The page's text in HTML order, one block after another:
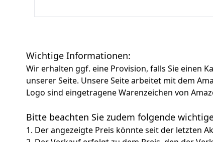
Wichtige Informationen:
Wir erhalten ggf. eine Provision, falls Sie einen
unserer Seite. Unsere Seite arbeitet mit dem
Logo sind eingetragene Warenzeichen von
Bitte beachten Sie zudem folgende
1. Der angezeigte Preis könnte seit der letzten